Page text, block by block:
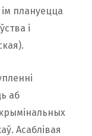
ім плануецца
і
аб
Асаблівая